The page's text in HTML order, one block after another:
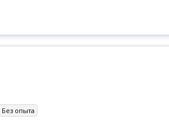
Без опыта